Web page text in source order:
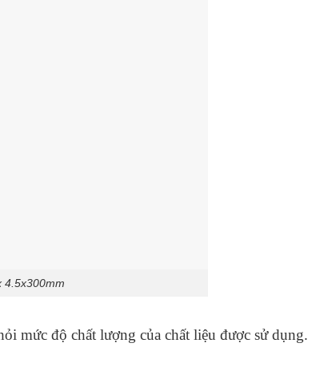
4.5x300mm
mức độ chất lượng của chất liệu được sử dụng.